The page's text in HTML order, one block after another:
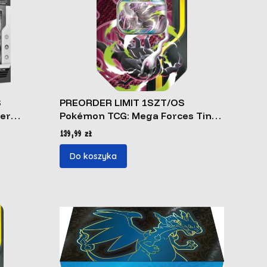
PREORDER LIMIT 1SZT/OS
Pokémon TCG: Mega Forces Tin
Mega Darkrai ex
Cena
139,99 zł
Do koszyka